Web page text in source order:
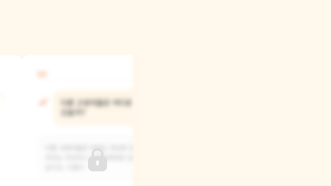
다른 고양이들은 어디로
부르는 주인이나 가족들에게로 갔을 것